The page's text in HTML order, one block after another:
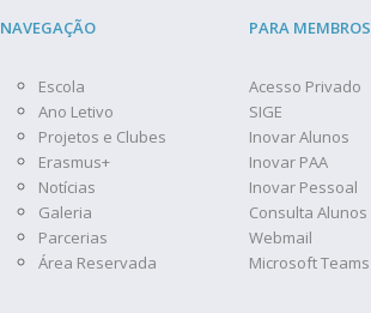
NAVEGAÇÃO
Escola
Ano Letivo
Projetos e Clubes
Erasmus+
Notícias
Galeria
Parcerias
Área Reservada
PARA MEMBROS
Acesso Privado
SIGE
Inovar Alunos
Inovar PAA
Inovar Pessoal
Consulta Alunos
Webmail
Microsoft Teams